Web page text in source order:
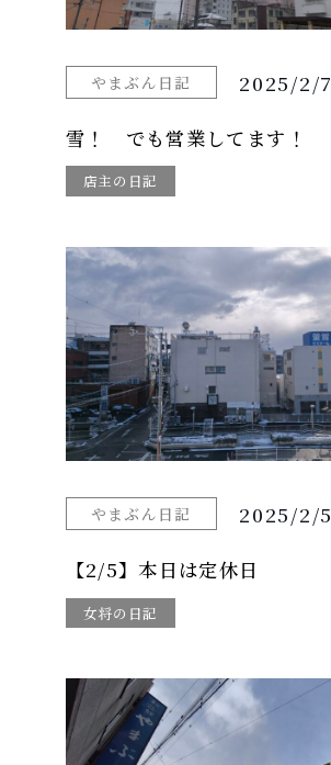
やまぶん日記 2025/2/7
雪！ でも営業してます！
店主の日記
やまぶん日記 2025/2/5
【2/5】本日は定休日
女将の日記